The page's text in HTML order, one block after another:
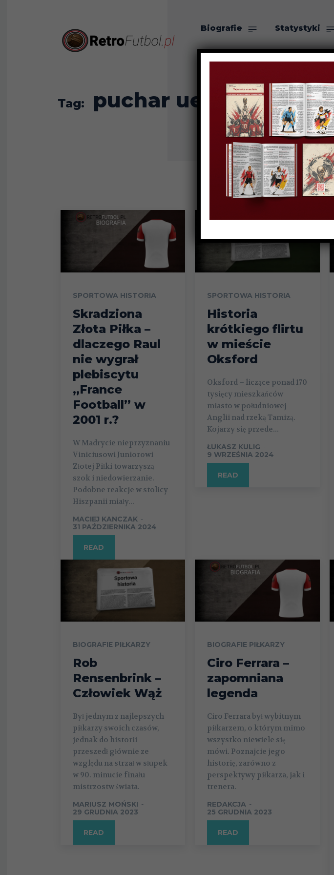
Biografie Statystyki
O nas
Tag: puchar uefa
SPORTOWA HISTORIA
Skradziona
Złota Piłka –
dlaczego Raul
nie wygrał
plebiscytu
„France
Football” w
2001 r.?
W Madrycie nieprzyznaniu
Viniciusowi Juniorowi
Złotej Piłki towarzyszą
szok i niedowierzanie.
Podobne reakcje w stolicy
Hiszpanii miały...
MACIEJ KANCZAK -
31 PAŹDZIERNIKA 2024
READ
SPORTOWA HISTORIA
Historia
krótkiego flirtu
w mieście
Oksford
Oksford – liczące ponad 170
tysięcy mieszkańców
miasto w południowej
Anglii nad rzeką Tamizą.
Kojarzy się przede...
ŁUKASZ KULIG -
9 WRZEŚNIA 2024
READ
BIOGRAFIE PIŁKARZY
Rob
Rensenbrink –
Człowiek Wąż
Był jednym z najlepszych
piłkarzy swoich czasów,
jednak do historii
przeszedł głównie ze
względu na strzał w słupek
w 90. minucie finału
mistrzostw świata.
MARIUSZ MOŃSKI -
29 GRUDNIA 2023
READ
BIOGRAFIE PIŁKARZY
Ciro Ferrara –
zapomniana
legenda
Ciro Ferrara był wybitnym
piłkarzem, o którym mimo
wszystko niewiele się
mówi. Poznajcie jego
historię, zarówno z
perspektywy piłkarza, jak i
trenera.
REDAKCJA -
25 GRUDNIA 2023
READ